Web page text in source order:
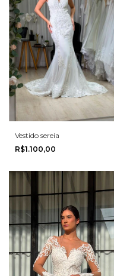
Vestido sereia
R$1.100,00